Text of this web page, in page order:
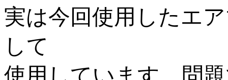
実は今回使用したエ
して
使用しています。問